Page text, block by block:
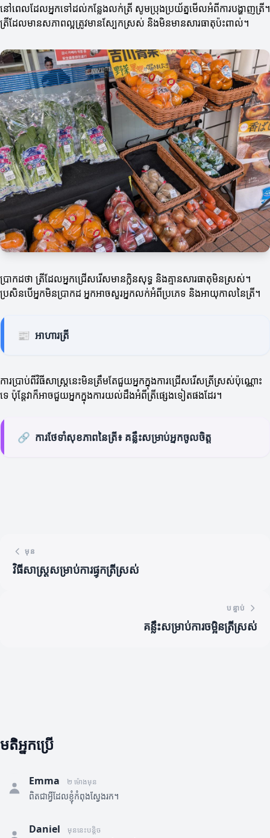
នៅពេលដែលអ្នកទៅដល់កន្លែងលក់ត្រី សូមប្រុងប្រយ័ត្នមើលអំពីការបង្ហាញត្រី។
ត្រីដែលមានសភាពល្អត្រូវមានស្បែកស្រស់ និងមិនមានសារធាតុប៉ះពាល់។
ប្រាកដថា ត្រីដែលអ្នកជ្រើសរើសមានក្លិនសុទ្ធ និងគ្មានសារធាតុមិនស្រស់។
ប្រសិនបើអ្នកមិនប្រាកដ អ្នកអាចសួរអ្នកលក់អំពីប្រភេទ និងអាយុកាលនៃត្រី។
📰 អាហារត្រី
ការប្រាប់ពីវិធីសាស្ត្រនេះមិនត្រឹមតែជួយអ្នកក្នុងការជ្រើសរើសត្រីស្រស់ប៉ុណ្ណោះ
ទេ ប៉ុន្តែវាក៏អាចជួយអ្នកក្នុងការយល់ដឹងអំពីត្រីផ្សេងទៀតផងដែរ។
🔗 ការថែទាំសុខភាពនៃត្រី៖ គន្លឹះសម្រាប់អ្នកចូលចិត្ដ
មុន
វិធីសាស្ត្រសម្រាប់ការផ្ទុកត្រីស្រស់
បន្ទាប់
គន្លឹះសម្រាប់ការចម្អិនត្រីស្រស់
មតិអ្នកប្រើ
Emma ២ ម៉ោងមុន
ពិតជាអ្វីដែលខ្ញុំកំពុងស្វែងរក។
Daniel មុននេះបន្តិច